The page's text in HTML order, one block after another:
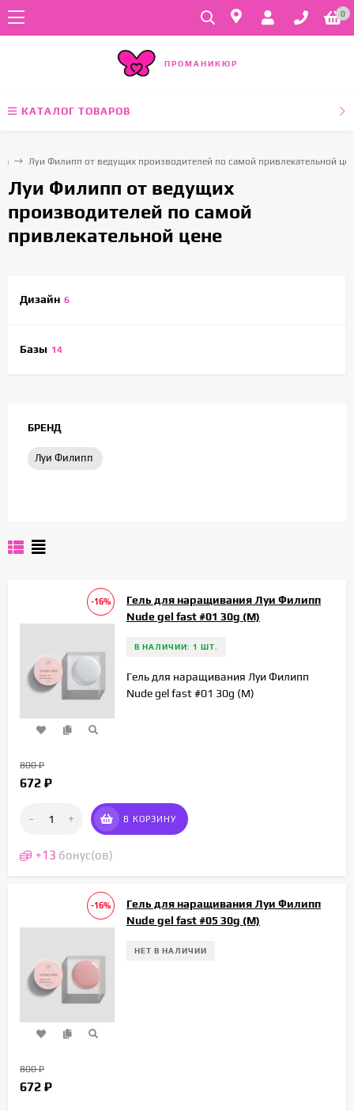
0
ПРОМАНИКЮР
КАТАЛОГ ТОВАРОВ
Луи Филипп от ведущих производителей по самой привлекательной
Луи Филипп от ведущих
производителей по самой
привлекательной цене
Дизайн 6
Базы 14
БРЕНД
Луи Филипп
-16%
Гель для наращивания Луи Филипп
Nude gel fast #01 30g (М)
В НАЛИЧИИ: 1 ШТ.
Гель для наращивания Луи Филипп
Nude gel fast #01 30g (М)
800₽
672 ₽
- + В КОРЗИНУ
+13 бонус(ов)
-16%
Гель для наращивания Луи Филипп
Nude gel fast #05 30g (М)
НЕТ В НАЛИЧИИ
800₽
672 ₽